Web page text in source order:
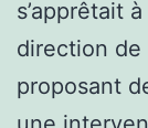
s’apprêtait
direction de
proposant